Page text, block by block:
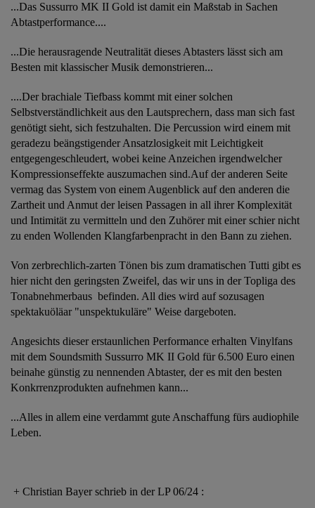
...Das Sussurro MK II Gold ist damit ein Maßstab in Sachen
Abtastperformance....
...Die herausragende Neutralität dieses Abtasters lässt sich am
Besten mit klassischer Musik demonstrieren...
....Der brachiale Tiefbass kommt mit einer solchen
Selbstverständlichkeit aus den Lautsprechern, dass man sich fast
genötigt sieht, sich festzuhalten. Die Percussion wird einem mit
geradezu beängstigender Ansatzlosigkeit mit Leichtigkeit
entgegengeschleudert, wobei keine Anzeichen irgendwelcher
Kompressionseffekte auszumachen sind.Auf der anderen Seite
vermag das System von einem Augenblick auf den anderen die
Zartheit und Anmut der leisen Passagen in all ihrer Komplexität
und Intimität zu vermitteln und den Zuhörer mit einer schier nicht
zu enden Wollenden Klangfarbenpracht in den Bann zu ziehen.
Von zerbrechlich-zarten Tönen bis zum dramatischen Tutti gibt es
hier nicht den geringsten Zweifel, das wir uns in der Topliga des
Tonabnehmerbaus befinden. All dies wird auf sozusagen
spektakuöläar "unspektukuläre" Weise dargeboten.
Angesichts dieser erstaunlichen Performance erhalten Vinylfans
mit dem Soundsmith Sussurro MK II Gold für 6.500 Euro einen
beinahe günstig zu nennenden Abtaster, der es mit den besten
Konkrrenzprodukten aufnehmen kann...
...Alles in allem eine verdammt gute Anschaffung fürs audiophile
Leben.
+ Christian Bayer schrieb in der LP 06/24 :